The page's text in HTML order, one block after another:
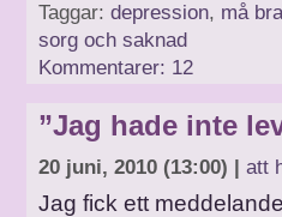
Taggar: depression, må bra
sorg och saknad
Kommentarer: 12
”Jag hade inte
20 juni, 2010 (13:00) | att
Jag fick ett